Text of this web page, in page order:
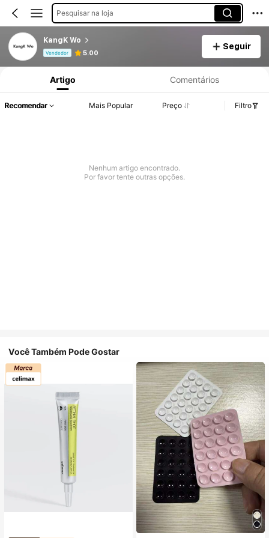
Pesquisar na loja
KangK Wo
Vendedor 5.00
Seguir
Informações do Produto: Divulgação de Preço, Vendas e Detalhes de Stock.
Artigo Comentários
Recomendar Mais Popular Preço Filtro
Nenhum artigo encontrado.
Por favor tente outras opções.
Você Também Pode Gostar